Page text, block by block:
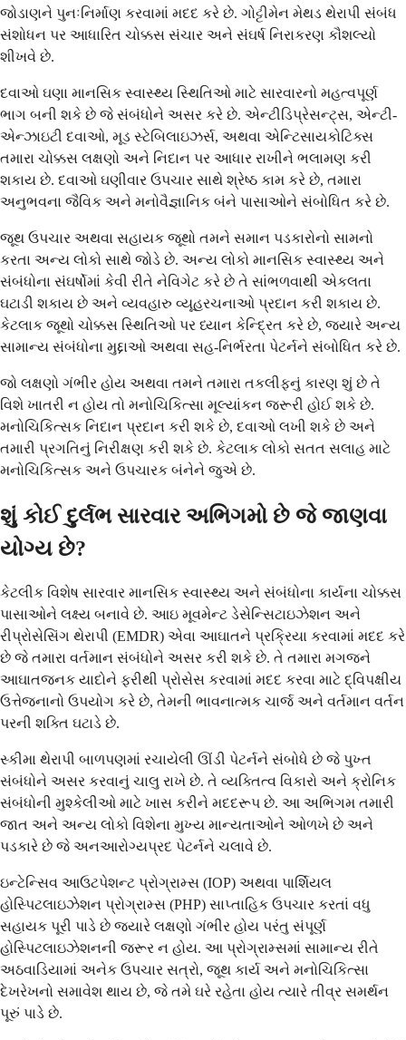
જોડાણને પુનઃનિર્માણ કરવામાં મદદ કરે છે. ગોટ્ટીમેન મેથડ થેરાપી સંબંધ
સંશોધન પર આધારિત ચોક્કસ સંચાર અને સંઘર્ષ નિરાકરણ કૌશલ્યો
શીખવે છે.
દવાઓ ઘણા માનસિક સ્વાસ્થ્ય સ્થિતિઓ માટે સારવારનો મહત્વપૂર્ણ
ભાગ બની શકે છે જે સંબંધોને અસર કરે છે. એન્ટીડિપ્રેસન્ટ્સ, એન્ટી-
એન્ઝાઇટી દવાઓ, મૂડ સ્ટેબિલાઇઝર્સ, અથવા એન્ટિસાયકોટિક્સ
તમારા ચોક્કસ લક્ષણો અને નિદાન પર આધાર રાખીને ભલામણ કરી
શકાય છે. દવાઓ ઘણીવાર ઉપચાર સાથે શ્રેષ્ઠ કામ કરે છે, તમારા
અનુભવના જૈવિક અને મનોવૈજ્ઞાનિક બંને પાસાઓને સંબોધિત કરે છે.
જૂથ ઉપચાર અથવા સહાયક જૂથો તમને સમાન પડકારોનો સામનો
કરતા અન્ય લોકો સાથે જોડે છે. અન્ય લોકો માનસિક સ્વાસ્થ્ય અને
સંબંધોના સંઘર્ષોમાં કેવી રીતે નેવિગેટ કરે છે તે સાંભળવાથી એકલતા
ઘટાડી શકાય છે અને વ્યવહારુ વ્યૂહરચનાઓ પ્રદાન કરી શકાય છે.
કેટલાક જૂથો ચોક્કસ સ્થિતિઓ પર ધ્યાન કેન્દ્રિત કરે છે, જ્યારે અન્ય
સામાન્ય સંબંધોના મુદ્દાઓ અથવા સહ-નિર્ભરતા પેટર્નને સંબોધિત કરે છે.
જો લક્ષણો ગંભીર હોય અથવા તમને તમારા તકલીફનું કારણ શું છે તે
વિશે ખાતરી ન હોય તો મનોચિકિત્સા મૂલ્યાંકન જરૂરી હોઈ શકે છે.
મનોચિકિત્સક નિદાન પ્રદાન કરી શકે છે, દવાઓ લખી શકે છે અને
તમારી પ્રગતિનું નિરીક્ષણ કરી શકે છે. કેટલાક લોકો સતત સલાહ માટે
મનોચિકિત્સક અને ઉપચારક બંનેને જુએ છે.
શું કોઈ દુર્લભ સારવાર અભિગમો છે જે જાણવા
યોગ્ય છે?
કેટલીક વિશેષ સારવાર માનસિક સ્વાસ્થ્ય અને સંબંધોના કાર્યના ચોક્કસ
પાસાઓને લક્ષ્ય બનાવે છે. આઇ મૂવમેન્ટ ડેસેન્સિટાઇઝેશન અને
રીપ્રોસેસિંગ થેરાપી (EMDR) એવા આઘાતને પ્રક્રિયા કરવામાં મદદ કરે
છે જે તમારા વર્તમાન સંબંધોને અસર કરી શકે છે. તે તમારા મગજને
આઘાતજનક યાદોને ફરીથી પ્રોસેસ કરવામાં મદદ કરવા માટે દ્વિપક્ષીય
ઉત્તેજનાનો ઉપયોગ કરે છે, તેમની ભાવનાત્મક ચાર્જ અને વર્તમાન વર્તન
પરની શક્તિ ઘટાડે છે.
સ્કીમા થેરાપી બાળપણમાં રચાયેલી ઊંડી પેટર્નને સંબોધે છે જે પુખ્ત
સંબંધોને અસર કરવાનું ચાલુ રાખે છે. તે વ્યક્તિત્વ વિકારો અને ક્રોનિક
સંબંધોની મુશ્કેલીઓ માટે ખાસ કરીને મદદરૂપ છે. આ અભિગમ તમારી
જાત અને અન્ય લોકો વિશેના મુખ્ય માન્યતાઓને ઓળખે છે અને
પડકારે છે જે અનઆરોગ્યપ્રદ પેટર્નને ચલાવે છે.
ઇન્ટેન્સિવ આઉટપેશન્ટ પ્રોગ્રામ્સ (IOP) અથવા પાર્શિયલ
હોસ્પિટલાઇઝેશન પ્રોગ્રામ્સ (PHP) સાપ્તાહિક ઉપચાર કરતાં વધુ
સહાયક પૂરી પાડે છે જ્યારે લક્ષણો ગંભીર હોય પરંતુ સંપૂર્ણ
હોસ્પિટલાઇઝેશનની જરૂર ન હોય. આ પ્રોગ્રામ્સમાં સામાન્ય રીતે
અઠવાડિયામાં અનેક ઉપચાર સત્રો, જૂથ કાર્ય અને મનોચિકિત્સા
દેખરેખનો સમાવેશ થાય છે, જે તમે ઘરે રહેતા હોય ત્યારે તીવ્ર સમર્થન
પૂરું પાડે છે.